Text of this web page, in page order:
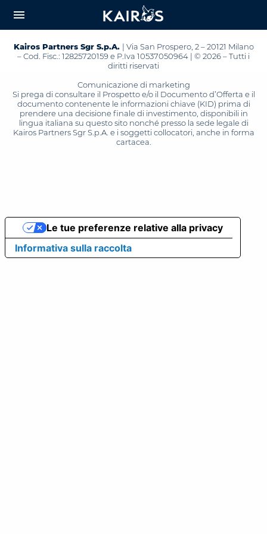
CONTENT
menu
Kairos Partners Sgr S.p.A. | Via San Prospero, 2 – 20121 Milano
– Cod. Fisc.: 12825720159 e P.Iva 10537050964 | © 2026 – Tutti i
diritti riservati
Comunicazione di marketing
Si prega di consultare il Prospetto e/o il Documento d’Offerta e il
documento contenente le informazioni chiave (KID) prima di
prendere una decisione finale di investimento, disponibili in
lingua italiana su questo sito nonché presso la sede legale di
Kairos Partners Sgr S.p.A. e i soggetti collocatori, anche in forma
cartacea.
Informativa sulla raccolta
Le tue preferenze relative alla privacy